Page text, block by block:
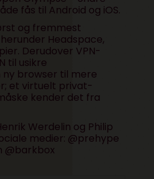
fås til Android og iOS.
og fremmest
Headspace,
Derudover VPN-
til usikre
ny browser til mere
et virtuelt privat-
kender det fra
Werdelin og Philip
medier: @prehype
@barkbox